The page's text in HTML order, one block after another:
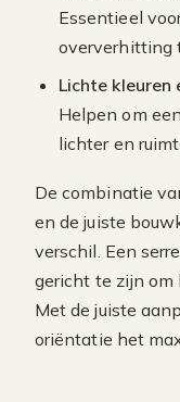
Essentieel
oververhitting
Lichte
Helpen om
lichter en
De combinatie
en de juiste
verschil. Een
gericht te zijn om
Met de juiste
oriëntatie het